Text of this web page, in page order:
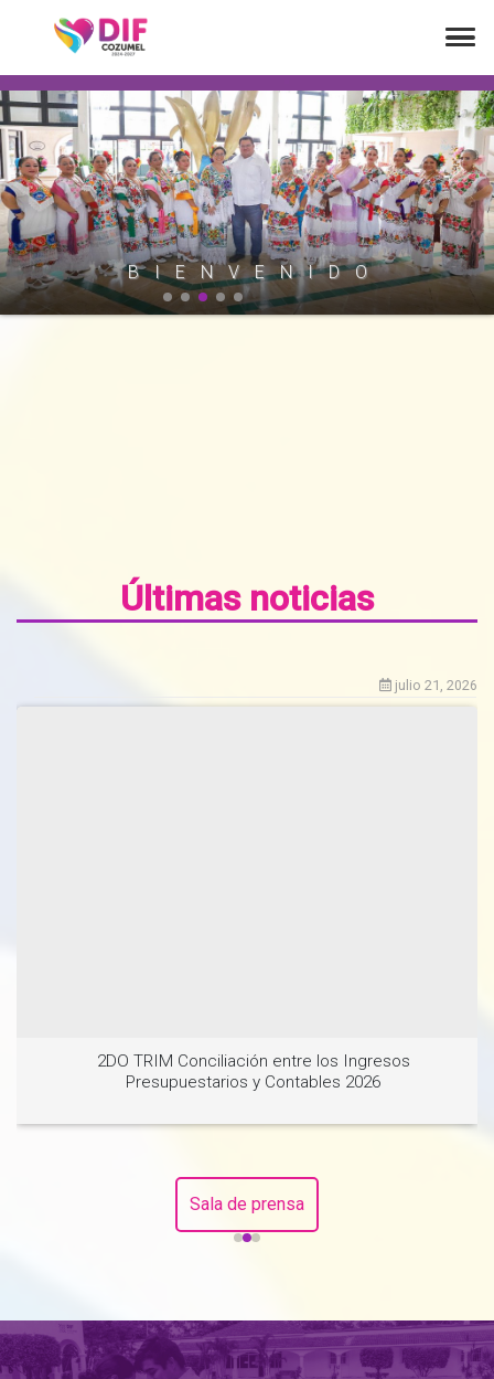
B I E N V E N I D O
Últimas noticias
julio 21, 2026
2DO TRIM Conciliación entre los Ingresos
Presupuestarios y Contables 2026
Sala de prensa